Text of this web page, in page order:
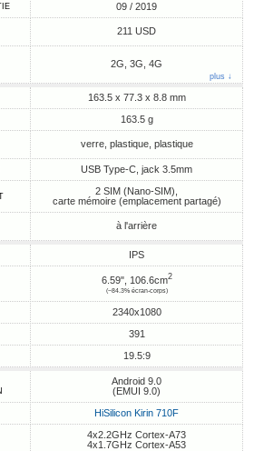
09 / 2019
211 USD
2G, 3G, 4G
plus ↓
163.5 x 77.3 x 8.8 mm
163.5 g
verre, plastique, plastique
USB Type-C, jack 3.5mm
2 SIM (Nano-SIM),
carte mémoire (emplacement partagé)
à l'arrière
IPS
6.59", 106.6cm2
(~84.3% écran-corps)
2340x1080
391
19.5:9
Android 9.0
(EMUI 9.0)
HiSilicon Kirin 710F
4x2.2GHz Cortex-A73
4x1.7GHz Cortex-A53